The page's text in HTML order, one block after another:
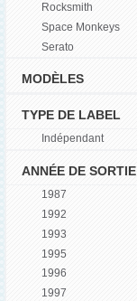
Rocksmith
Space Monkeys
Serato
MODÈLES
TYPE DE LABEL
Indépendant
ANNÉE DE SORTIE
1987
1992
1993
1995
1996
1997